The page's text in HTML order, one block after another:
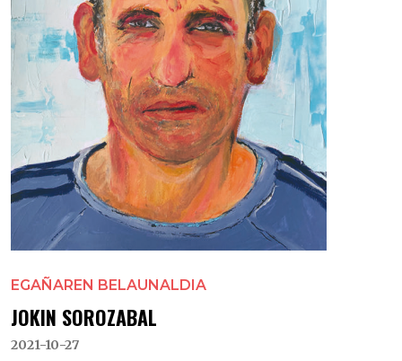
EGAÑAREN BELAUNALDIA
JOKIN SOROZABAL
2021-10-27